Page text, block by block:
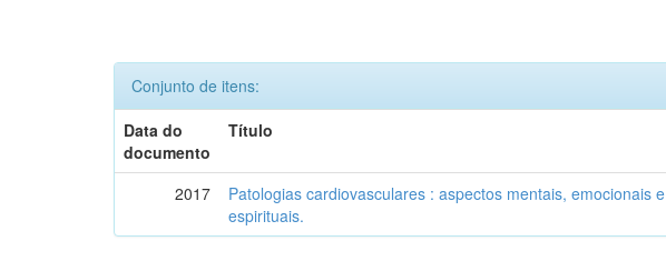
Conjunto de itens:
Data do
documento
Título
2017
Patologias cardiovasculares : aspectos mentais, emocionais e
espirituais.